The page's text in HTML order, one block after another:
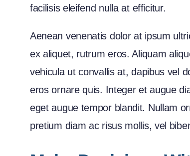
facilisis eleifend nulla at efficitur.
Aenean venenatis dolor at ipsum
ex aliquet, rutrum eros. Aliquam
vehicula ut convallis at, dapibus vel
eros ornare quis. Integer et augue
eget augue tempor blandit. Nullam
pretium diam ac risus mollis, vel